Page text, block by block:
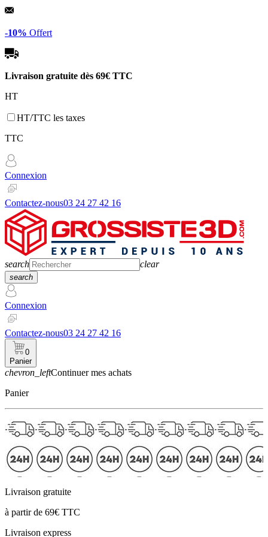
Panneau de gestion des cookies
-10% Offert
Livraison gratuite dès 69€ TTC
HT
HT/TTC les taxes
TTC
Connexion
Contactez-nous03 24 27 42 16
search clear
search
Connexion
Contactez-nous03 24 27 42 16
0
Panier
chevron_leftContinuer mes achats
Panier
Livraison gratuite
à partir de 69€ TTC
Livraison express